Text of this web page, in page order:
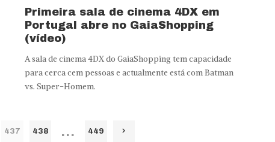
Primeira sala de cinema 4DX em
Portugal abre no GaiaShopping
(vídeo)
A sala de cinema 4DX do GaiaShopping tem capacidade
para cerca cem pessoas e actualmente está com Batman
vs. Super-Homem.
437 438 … 449